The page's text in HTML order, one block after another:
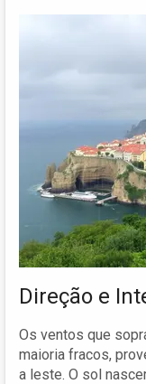
Direção e
Os ventos que
maioria fracos,
a leste. O sol